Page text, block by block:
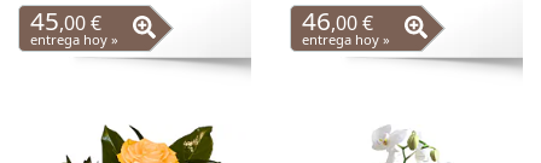
45,00 €
entrega hoy »
46,00 €
entrega hoy »